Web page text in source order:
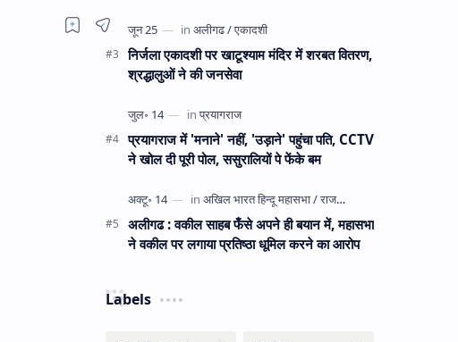
निर्जला एकादशी पर खाटूश्याम मंदिर में शरबत वितरण,
श्रद्धालुओं ने की जनसेवा
प्रयागराज में 'मनाने' नहीं, 'उड़ाने' पहुंचा पति, CCTV
ने खोल दी पूरी पोल, ससुरालियों पे फेंके बम
अलीगढ : वकील साहब फँसे अपने ही बयान में, महासभा
ने वकील पर लगाया प्रतिष्ठा धूमिल करने का आरोप
Labels